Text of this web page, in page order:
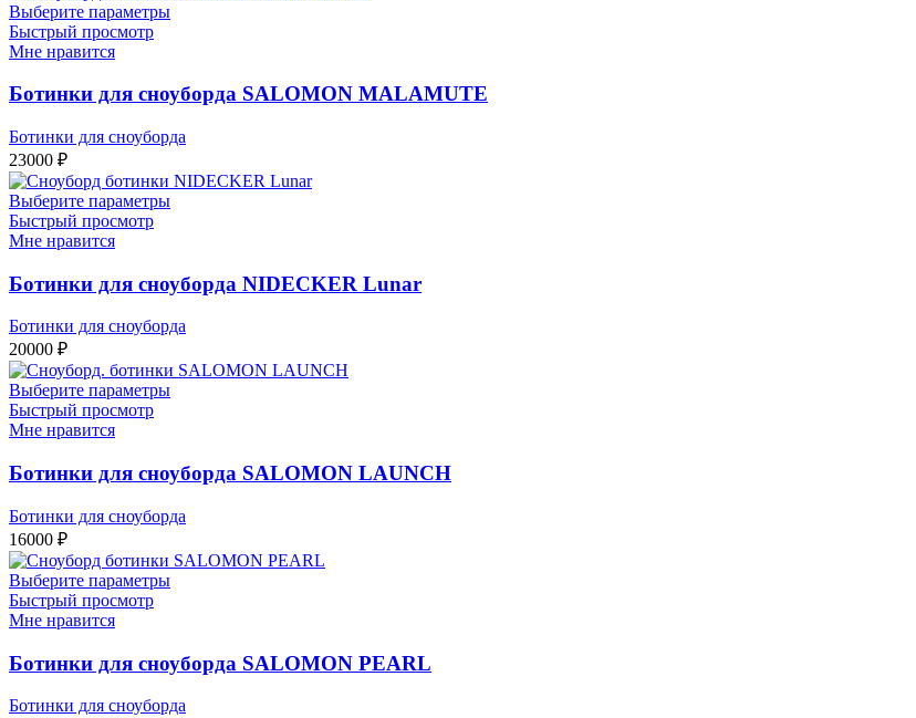
Выберите параметры
Быстрый просмотр
Мне нравится
Ботинки для сноуборда SALOMON MALAMUTE
Ботинки для сноуборда
23000 ₽
Выберите параметры
Быстрый просмотр
Мне нравится
Ботинки для сноуборда NIDECKER Lunar
Ботинки для сноуборда
20000 ₽
Выберите параметры
Быстрый просмотр
Мне нравится
Ботинки для сноуборда SALOMON LAUNCH
Ботинки для сноуборда
16000 ₽
Выберите параметры
Быстрый просмотр
Мне нравится
Ботинки для сноуборда SALOMON PEARL
Ботинки для сноуборда